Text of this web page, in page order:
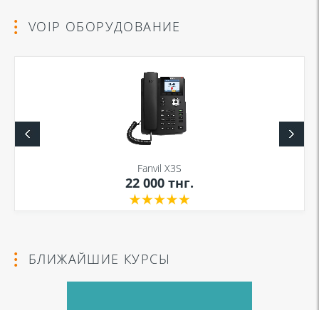
VOIP ОБОРУДОВАНИЕ
Fanvil X3S
22 000 тнг.
БЛИЖАЙШИЕ КУРСЫ